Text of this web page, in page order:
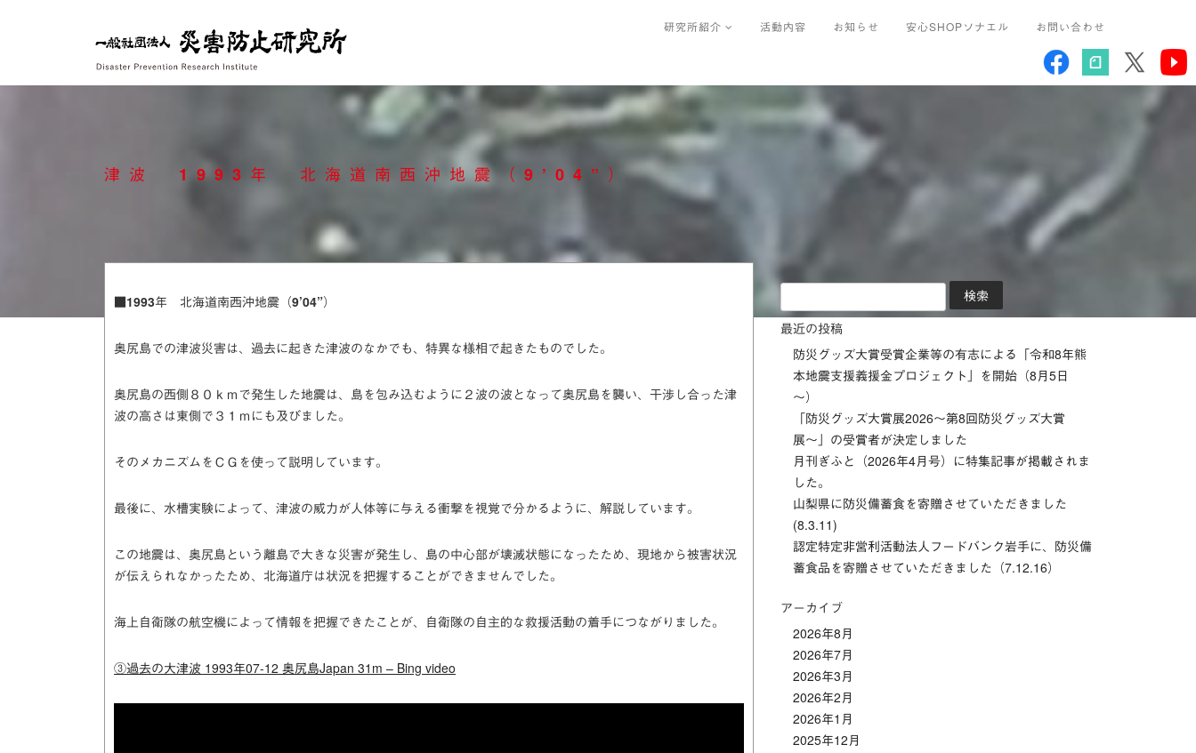
研究所紹介 活動内容 お知らせ 安心SHOPソナエル お問い合わせ
津波 1993年 北海道南西沖地震（9’04”）
■1993年 北海道南西沖地震（9’04”）
奥尻島での津波災害は、過去に起きた津波のなかでも、特異な様相で起きたものでした。
奥尻島の西側８０ｋｍで発生した地震は、島を包み込むように２波の波となって奥尻島を襲い、干渉し合った津
波の高さは東側で３１ｍにも及びました。
そのメカニズムをＣＧを使って説明しています。
最後に、水槽実験によって、津波の威力が人体等に与える衝撃を視覚で分かるように、解説しています。
この地震は、奥尻島という離島で大きな災害が発生し、島の中心部が壊滅状態になったため、現地から被害状況
が伝えられなかったため、北海道庁は状況を把握することができませんでした。
海上自衛隊の航空機によって情報を把握できたことが、自衛隊の自主的な救援活動の着手につながりました。
③過去の大津波 1993年07-12 奥尻島Japan 31m – Bing video
検
索:
最近の投稿
防災グッズ大賞受賞企業等の有志による「令和8年熊
本地震支援義援金プロジェクト」を開始（8月5日
～）
「防災グッズ⼤賞展2026〜第8回防災グッズ⼤賞
展〜」の受賞者が決定しました
月刊ぎふと（2026年4月号）に特集記事が掲載されま
した。
山梨県に防災備蓄食を寄贈させていただきました
(8.3.11)
認定特定非営利活動法人フードバンク岩手に、防災備
蓄食品を寄贈させていただきました（7.12.16）
アーカイブ
2026年8月
2026年7月
2026年3月
2026年2月
2026年1月
2025年12月